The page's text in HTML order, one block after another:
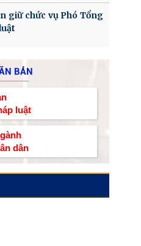
giữ chức vụ Phó Tổng
BẢN
luật
dân